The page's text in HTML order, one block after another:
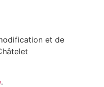
et de
.